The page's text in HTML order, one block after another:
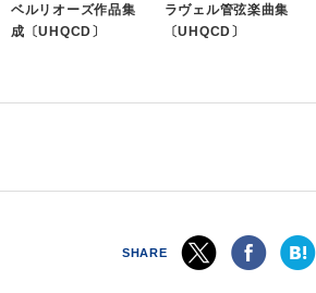
ベルリオーズ作品集
成〔UHQCD〕
ラヴェル管弦楽曲集
〔UHQCD〕
SHARE